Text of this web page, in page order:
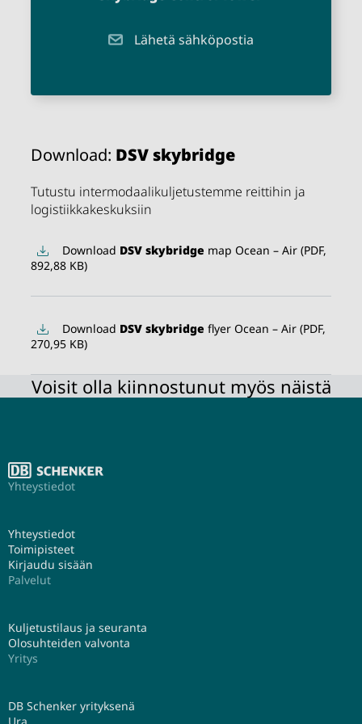
Lähetä sähköpostia
Download: DSVskybridge
Tutustu intermodaalikuljetustemme reittihin ja
logistiikkakeskuksiin
Download DSV skybridge map Ocean – Air (PDF,
892,88 KB)
Download DSV skybridge flyer Ocean – Air (PDF,
270,95 KB)
Voisit olla kiinnostunut myös näistä
Yhteystiedot
Yhteystiedot
Toimipisteet
Kirjaudu sisään
Palvelut
Kuljetustilaus ja seuranta
Olosuhteiden valvonta
Yritys
DB Schenker yrityksenä